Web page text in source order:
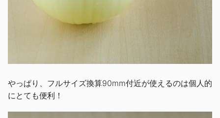
やっぱり、フルサイズ換算90mm付近が使えるのは個人的
にとても便利！